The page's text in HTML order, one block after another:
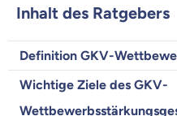
Inhalt des Ratgebers
Definition GKV-
Wichtige Ziele des GKV-
Zahnzusatz
Versicherung